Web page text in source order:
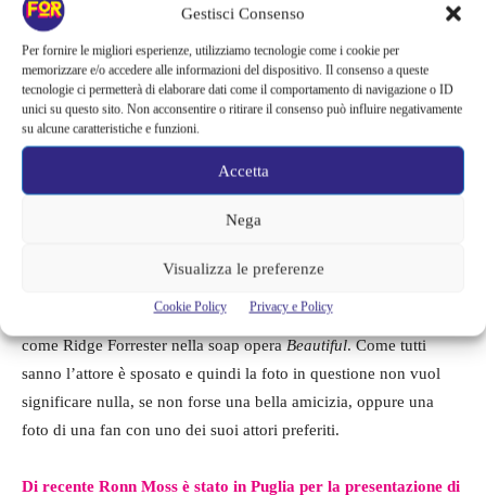
Gestisci Consenso
Per fornire le migliori esperienze, utilizziamo tecnologie come i cookie per
memorizzare e/o accedere alle informazioni del dispositivo. Il consenso a queste
tecnologie ci permetterà di elaborare dati come il comportamento di navigazione o ID
unici su questo sito. Non acconsentire o ritirare il consenso può influire negativamente
su alcune caratteristiche e funzioni.
Accetta
Nega
Visualizza le preferenze
Cookie Policy Privacy e Policy
chi è? Si tratta nientemeno di Ronn Moss che i più conoscono
come Ridge Forrester nella soap operaBeautiful. Come tutti
sanno l’attore è sposato e quindi la foto in questione non vuol
significare nulla, se non forse una bella amicizia, oppure una
foto di una fan con uno dei suoi attori preferiti.
Di recente Ronn Moss è stato in Puglia per la presentazione di